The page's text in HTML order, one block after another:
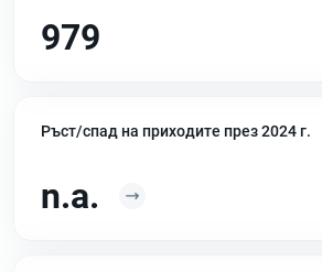
979
Ръст/спад на приходите през 2024 г.
n.a.